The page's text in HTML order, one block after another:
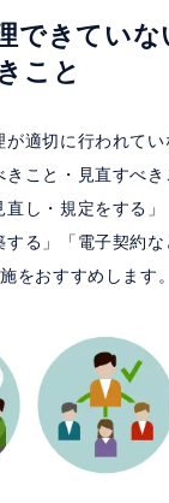
できていな
こと
が適切に行われて
きこと・見直すべ
直し・規定をする
する」「電子契約
をおすすめします。